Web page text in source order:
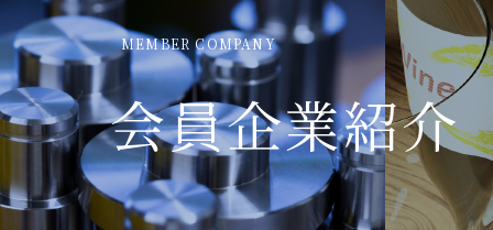
MEMBER COMPANY
会員企業紹介